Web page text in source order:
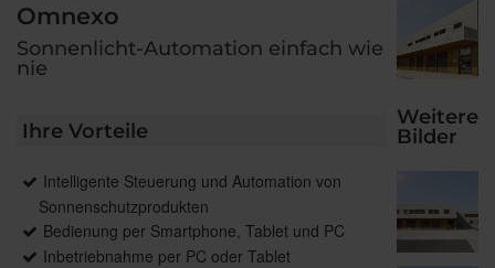
Omnexo
Sonnenlicht-Automation einfach wie
nie
Ihre Vorteile
Intelligente Steuerung und Automation von
Sonnenschutzprodukten
Bedienung per Smartphone, Tablet und PC
Inbetriebnahme per PC oder Tablet
Weitere
Bilder